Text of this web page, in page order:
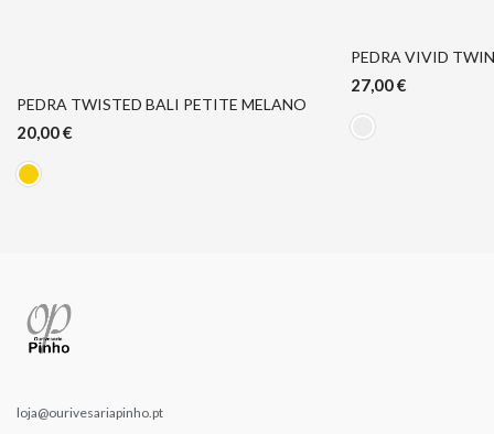
PEDRA TWISTED BALI PETITE MELANO
20,00€
PEDRA VIVID
27,00€
loja@ourivesariapinho.pt